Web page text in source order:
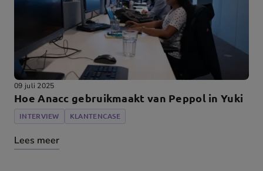
09 juli 2025
Hoe Anacc gebruikmaakt van Peppol in Yuki
INTERVIEW KLANTENCASE
Lees meer